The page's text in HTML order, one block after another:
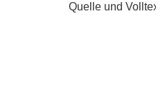
Quelle und